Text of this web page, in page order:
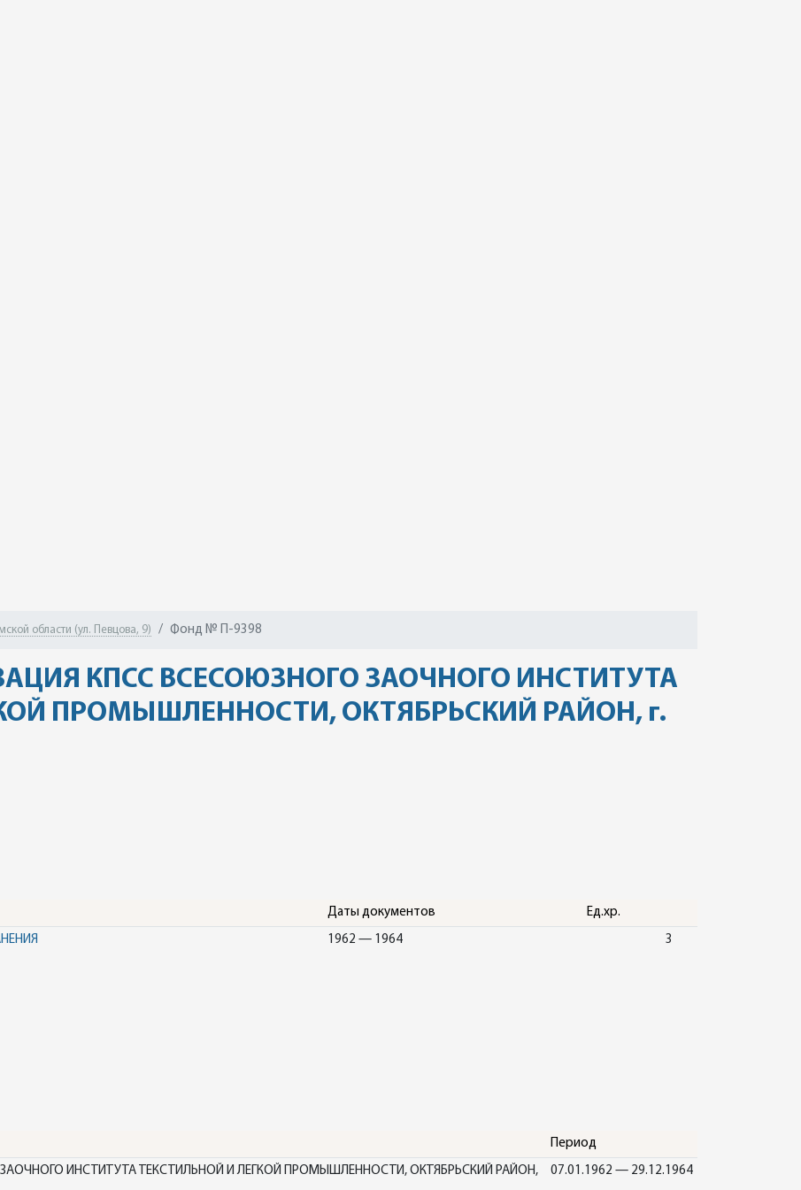
области (ул. Певцова, 9) Фонд № П-9398
КПСС ВСЕСОЮЗНОГО ЗАОЧНОГО ИНСТИТУТА
ПРОМЫШЛЕННОСТИ, ОКТЯБРЬСКИЙ РАЙОН, г.
Даты документов Ед.хр.
1962 — 1964 3
Период
ИНСТИТУТА ТЕКСТИЛЬНОЙ И ЛЕГКОЙ ПРОМЫШЛЕННОСТИ, ОКТЯБРЬСКИЙ РАЙОН,
07.01.1962 — 29.12.1964